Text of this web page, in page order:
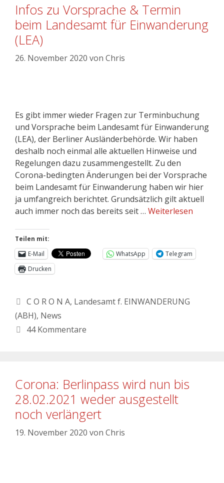
Infos zu Vorsprache & Termin
beim Landesamt für Einwanderung
(LEA)
26. November 2020 von Chris
Es gibt immer wieder Fragen zur Terminbuchung
und Vorsprache beim Landesamt für Einwanderung
(LEA), der Berliner Ausländerbehörde. Wir haben
deshalb noch einmal alle aktuellen Hinweise und
Regelungen dazu zusammengestellt. Zu den
Corona-bedingten Änderungen bei der Vorsprache
beim Landesamt für Einwanderung haben wir hier
ja umfangreich berichtet. Grundsätzlich gilt aktuell
auch immer noch das bereits seit … Weiterlesen
Teilen mit:
E-Mail
WhatsApp
Telegram
Drucken
C O R O N A, Landesamt f. EINWANDERUNG
(ABH), News
44 Kommentare
Corona: Berlinpass wird nun bis
28.02.2021 weder ausgestellt
noch verlängert
19. November 2020 von Chris